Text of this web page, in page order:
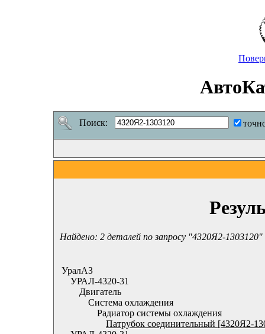
Поиск:
Найдено: 2 деталей по запросу "4320Я2-1303120"
УралАЗ
УРАЛ-4320-31
Двигатель
Система охлаждения
Радиатор системы охлаждения
Патрубок соединительный [4320Я2-